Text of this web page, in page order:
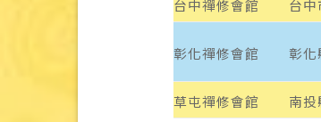
台中禪修會館 台中
彰化禪修會館 彰化
草屯禪修會館
南